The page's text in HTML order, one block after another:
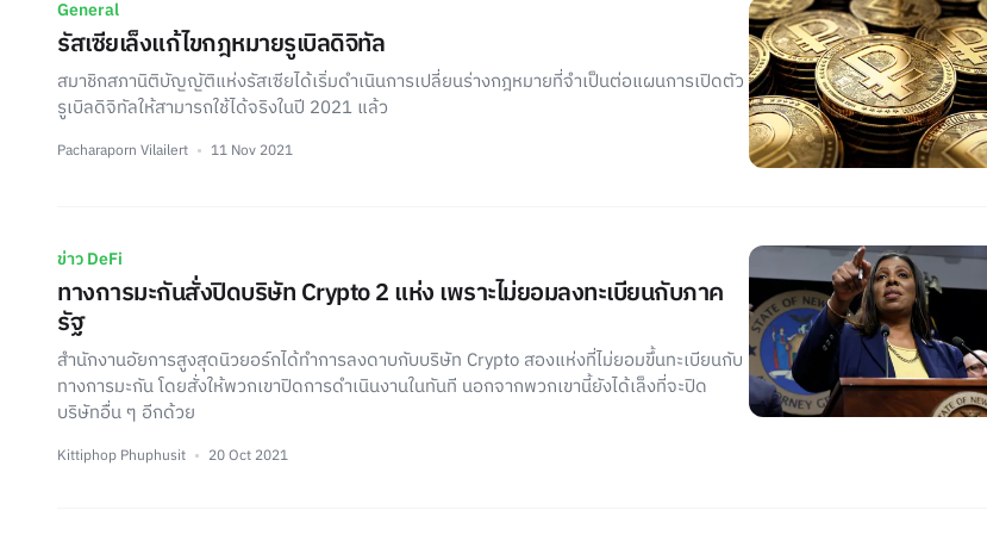
General
รัสเซียเล็งแก้ไขกฎหมายรูเบิลดิจิทัล
สมาชิกสภานิติบัญญัติแห่งรัสเซียได้เริ่มดำเนินการเปลี่ยนร่างกฎหมายที่จำเป็นต่อแผนการเปิดตัว
รูเบิลดิจิทัลให้สามารถใช้ได้จริงในปี 2021 แล้ว
Pacharaporn Vilailert 11 Nov 2021
ข่าว DeFi
ทางการมะกันสั่งปิดบริษัท Crypto 2 แห่ง เพราะไม่ยอมลงทะเบียนกับภาค
รัฐ
สำนักงานอัยการสูงสุดนิวยอร์กได้ทำการลงดาบกับบริษัท Crypto สองแห่งที่ไม่ยอมขึ้นทะเบียนกับ
ทางการมะกัน โดยสั่งให้พวกเขาปิดการดำเนินงานในทันที นอกจากพวกเขานี้ยังได้เล็งที่จะปิด
บริษัทอื่น ๆ อีกด้วย
Kittiphop Phuphusit 20 Oct 2021